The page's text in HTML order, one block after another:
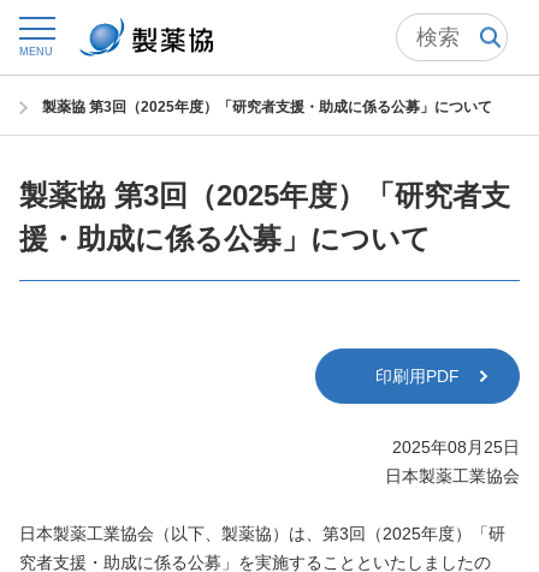
MENU
トップ ニュースルーム ニュースリリース・お知らせ
製薬協 第3回（2025年度）「研究者支援・助成に係る公募」について
製薬協 第3回（2025年度）「研究者支
援・助成に係る公募」について
印刷用PDF
2025年08月25日
日本製薬工業協会
日本製薬工業協会（以下、製薬協）は、第3回（2025年度）「研
究者支援・助成に係る公募」を実施することといたしましたの